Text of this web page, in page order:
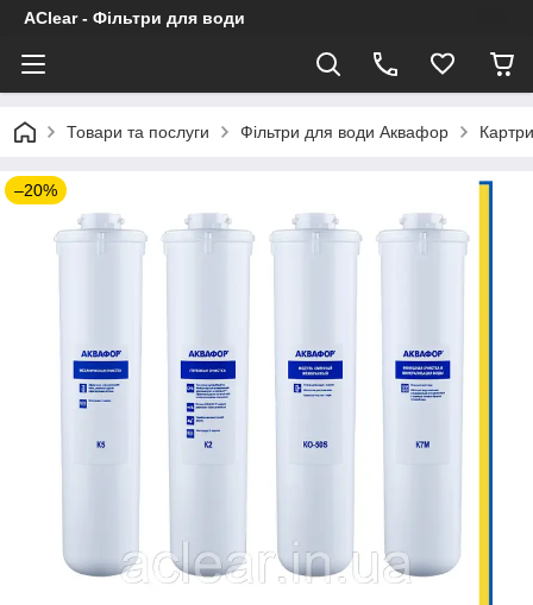
AClear - Фільтри для води
Товари та послуги Фільтри для води Аквафор
–20%